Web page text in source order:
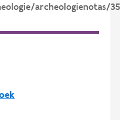
archeologienotas/